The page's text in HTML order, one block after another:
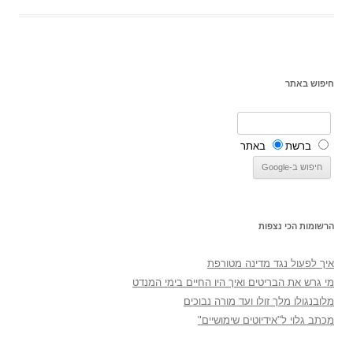
חיפוש באתר
ברשת באתר
הרשומות הכי נצפות
איך לפעול נגד מדינה מטורפת
מי גרש את הבריטים ואיך היו החיים בימי המנדט
מלובנגולו מלך זולו ועד מורה נבוכים
מכתב גלוי ל"אידיוטים שימושיים"